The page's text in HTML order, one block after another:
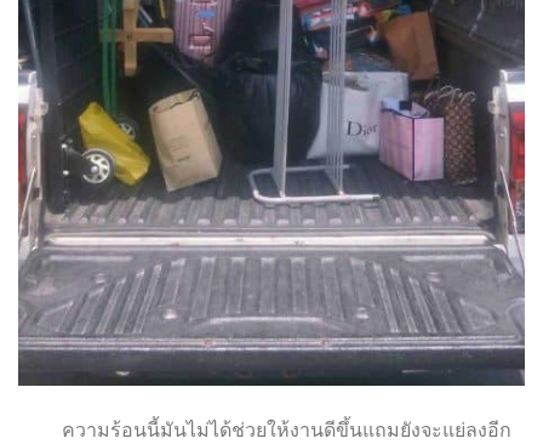
ความร้อนนี้มันไม่ได้ช่วยให้งานดีขึ้นแถมยังจะแย่ลงอีก